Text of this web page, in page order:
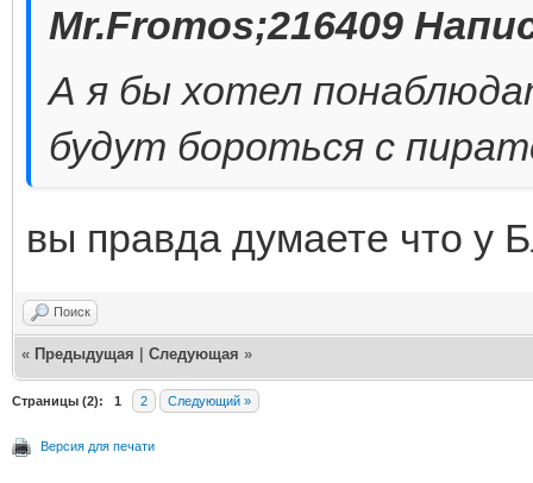
Mr.Fromos;216409
А я бы хотел
будут бороться с
вы правда думаете что у
Поиск
« Предыдущая Следующая »
Страницы (2): 1 2 Следующий »
Версия для печати